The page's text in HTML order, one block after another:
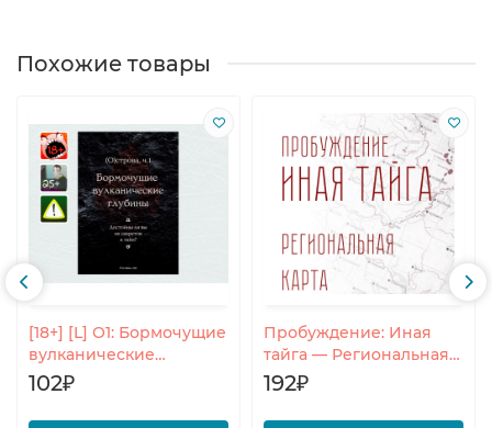
Похожие товары
[18+] [L] О1: Бормочущие
вулканические
глубины
102₽
Пробуждение: Иная
тайга — Региональная
карта
192₽